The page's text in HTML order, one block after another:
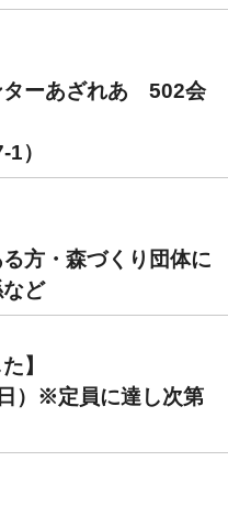
ーあざれあ 502会
）
方・森づくり団体に
ど
】
）※定員に達し次第